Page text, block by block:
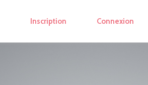
Inscription Connexion